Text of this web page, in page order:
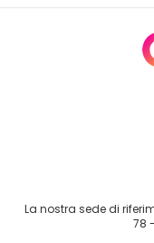
La nostra sede di
78